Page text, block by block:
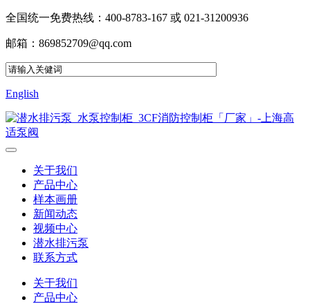
全国统一免费热线：400-8783-167 或 021-31200936
邮箱：869852709@qq.com
English
关于我们
产品中心
样本画册
新闻动态
视频中心
潜水排污泵
联系方式
关于我们
产品中心